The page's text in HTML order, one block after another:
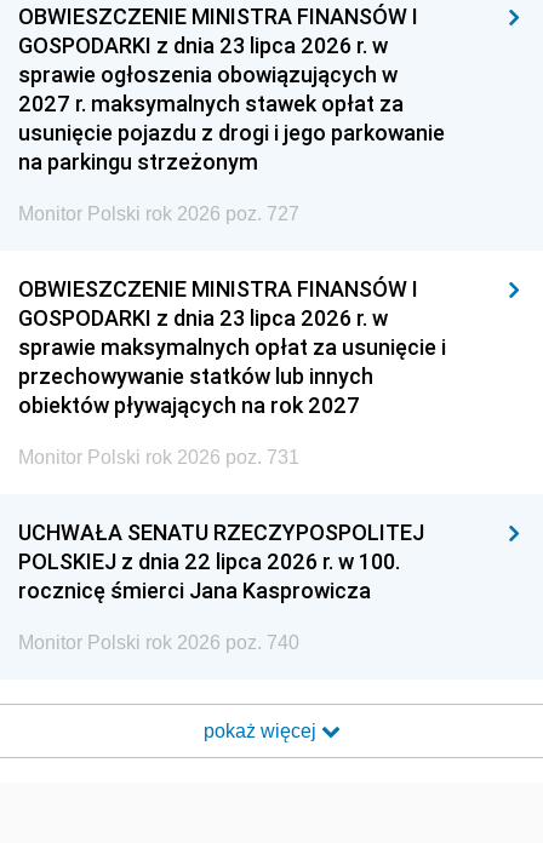
OBWIESZCZENIE MINISTRA FINANSÓW I
GOSPODARKI z dnia 23 lipca 2026 r. w
sprawie ogłoszenia obowiązujących w
2027 r. maksymalnych stawek opłat za
usunięcie pojazdu z drogi i jego parkowanie
na parkingu strzeżonym
Monitor Polski rok 2026 poz. 727
OBWIESZCZENIE MINISTRA FINANSÓW I
GOSPODARKI z dnia 23 lipca 2026 r. w
sprawie maksymalnych opłat za usunięcie i
przechowywanie statków lub innych
obiektów pływających na rok 2027
Monitor Polski rok 2026 poz. 731
UCHWAŁA SENATU RZECZYPOSPOLITEJ
POLSKIEJ z dnia 22 lipca 2026 r. w 100.
rocznicę śmierci Jana Kasprowicza
Monitor Polski rok 2026 poz. 740
pokaż więcej